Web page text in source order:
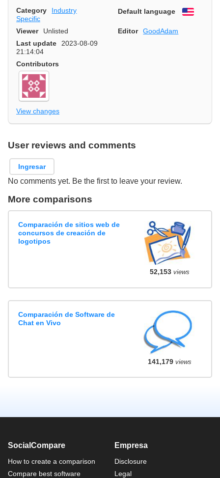
Category
Industry
Specific
Default language English
Viewer Unlisted Editor
GoodAdam
Last update
2023-08-09
21:14:04
Contributors
View changes
User reviews and comments
Ingresar
No comments yet. Be the first to leave your review.
More comparisons
Comparación de sitios web de
concursos de creación de
logotipos
52,153views
Comparación de Software de
Chat en Vivo
141,179views
SocialCompare
How to create a comparison
Compare best software
Empresa
Disclosure
Legal